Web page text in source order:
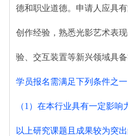
德和职业道德。申请人应具
创作经验，熟悉光影艺术表
验、交互装置等新兴领域具备
学员报名需满足下列条件之一
（ 1）在本行业具有一定影响
以上研究课题且成果较为突出